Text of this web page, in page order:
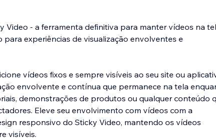
Video - a ferramenta definitiva para manter vídeos na
experiências de visualização envolventes e
vídeos fixos e sempre visíveis ao seu site ou
envolvente e contínua que permanece na tela
demonstrações de produtos ou qualquer conteúdo
Eleve seu envolvimento com vídeos com a
responsivo do Sticky Video, mantendo os vídeos
visíveis.